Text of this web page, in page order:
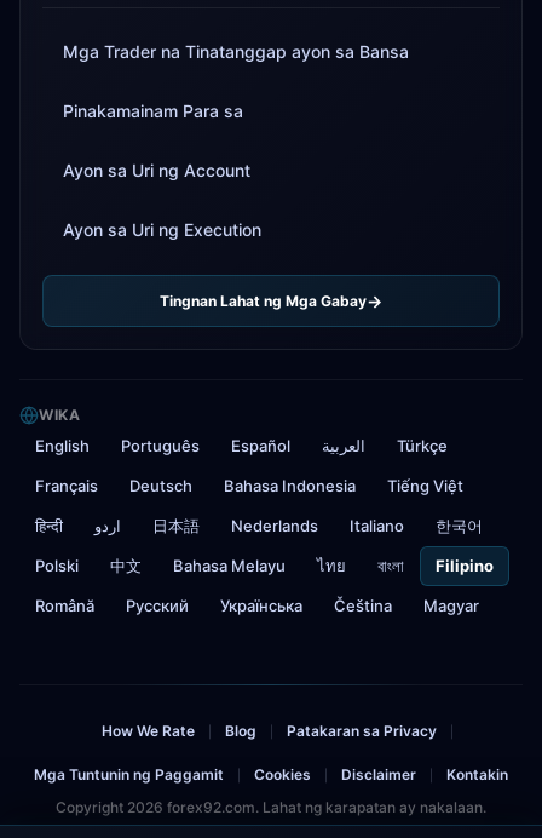
Mga Trader na Tinatanggap ayon sa Bansa
Pinakamainam Para sa
Ayon sa Uri ng Account
Ayon sa Uri ng Execution
Tingnan Lahat ng Mga Gabay
WIKA
English Português Español العربية Türkçe
Français Deutsch Bahasa Indonesia Tiếng Việt
हिन्दी اردو 日本語 Nederlands Italiano 한국어
Polski 中文 Bahasa Melayu ไทย বাংলা Filipino
Română Русский Українська Čeština Magyar
How We Rate Blog Patakaran sa Privacy
Mga Tuntunin ng Paggamit Cookies Disclaimer
Kontakin
Copyright 2026 forex92.com. Lahat ng karapatan ay nakalaan.